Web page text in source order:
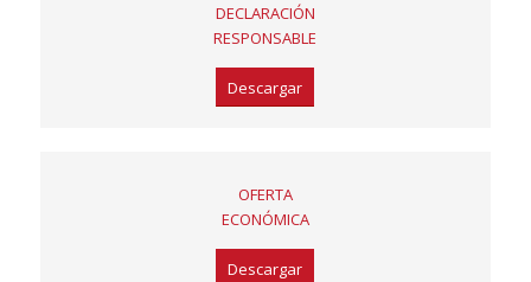
DECLARACIÓN
RESPONSABLE
Descargar
OFERTA
ECONÓMICA
Descargar